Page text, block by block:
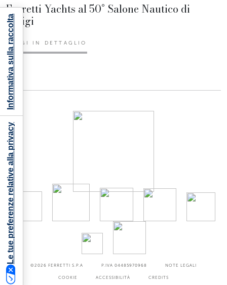
Ferretti Yachts al 50° Salone Nautico di
Parigi
LEGGI IN DETTAGLIO
©2026 FERRETTI S.P.A P.IVA 04485970968 NOTE LEGALI
COOKIE ACCESSIBILITÀ CREDITS
Le tue preferenze relative alla privacy
Informativa sulla raccolta